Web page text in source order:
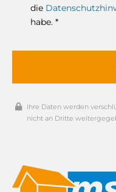
die
habe. *
Ihre Daten werden
nicht an Dritte